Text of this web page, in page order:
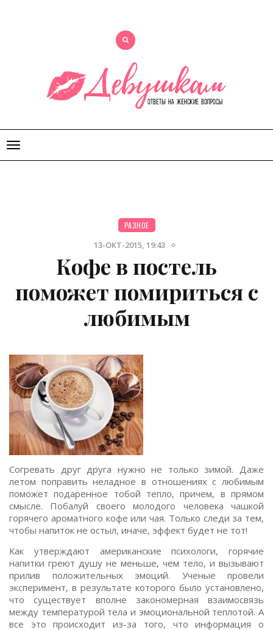
Открыть
меню
РАЗНОЕ
13-ОКТ-2015, 19:43
Кофе в постель
поможет помириться с
любимым
Согревать друг друга нужно не только зимой. Даже
летом поправить неладное в отношениях с любимым
поможет подаренное тобой тепло, причем, в прямом
смысле. Побалуй своего молодого человека чашкой
горячего ароматного кофе или чая. Только следи за тем,
чтобы напиток не остыл, иначе, эффект будет не тот!
Как утверждают американские психологи, горячие
напитки греют душу не меньше, чем тело, и вызывают
прилив положительных эмоций. Ученые провели
эксперимент, в результате которого было установлено,
что существует вполне закономерная взаимосвязь
между температурой тела и эмоциональной теплотой. А
все это происходит из-за того, что информация о